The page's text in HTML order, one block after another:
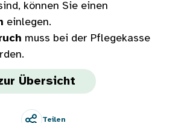
können Sie einen
einlegen.
muss bei der Pflegekasse
Übersicht
Teilen